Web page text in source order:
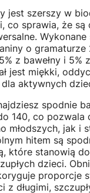
jest szerszy w
co sprawia, że są
o gramaturze
z bawełny i 5%
jest miękki,
aktywnych
spodnie
140, co pozwala
młodszych, jak i
hitem są
które stanowią
dzieci.
proporcje
z długimi,